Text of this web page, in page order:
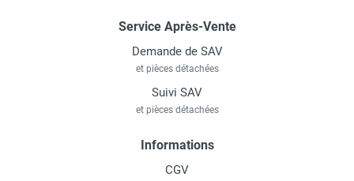
Service Après-Vente
Demande de SAV
et pièces détachées
Suivi SAV
et pièces détachées
Informations
CGV